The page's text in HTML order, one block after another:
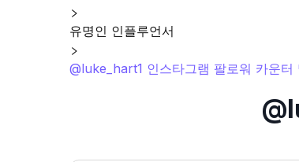
유명인 인플루언서
@luke_hart1 인스타그램 팔로워 카운터